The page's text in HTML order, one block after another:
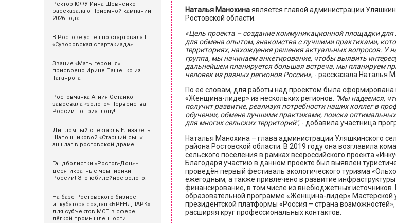
Ректор ЮФУ Инна Шевченко
рассказала о Приемной кампании
2026 года
В Ростове успешно стартовала I
«Суворовская спартакиада»
Звание «Мать‑героиня»
присвоено Ирине Пащенко из
Таганрога
Ростовчанка Агния Останко
завоевала «золото» Первенства
России по триатлону!
Дипломный спектакль Елизаветы
Шапошниковой «Старший сын»:
аншлаг в ростовской драме
Гандболистки «Ростов-Дон» -
десятикратные чемпионки
России! Это юбилейное золото!
На базе Ростовского бизнес-
инкубатора создан «БРЕНДПАРК»
для субъектов МСП в сфере
лёгкой промышленности
Наталья Манохинаявляется главой администрации
Ростовской области.
«Цель проекта – создание коммуникационной площадки для
для обмена опытом, знакомства с лучшими практиками,
территориях, нахождения решения актуальных вопросов. У
группа, мы начинаем анкетирование, чтобы выявить
дальнейшем планируется большая встреча, мы планируем
человек из разных регионов России», - рассказала Наталья
По её словам, для работы над проектом была
«Женщина-лидер» из нескольких регионов. "Мы надеемся,
получит развитие, реализуя потребности наших коллег в
обучении, обмене лучшими практиками, поиска
для многих сельских территорий", - добавила участница
Наталья Манохина – глава администрации Уляшкинского
района Ростовской области. В 2019 году она возглавила
сельского поселения в рамках всероссийского проекта
Благодаря участию в данном проекте был выявлен
проведён первый фестиваль экологического туризма
ежегодным, а также привлечено в развитие
финансирование, в том числе из внебюджетных источников.
образовательной программе «Женщина-лидер» Мастерской
президентской платформы «Россия – страна
расширяя круг профессиональных контактов.